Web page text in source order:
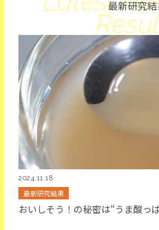
最新研究
2024.11.18
最新研究結果
おいしそう！の秘密は“うま酸っ